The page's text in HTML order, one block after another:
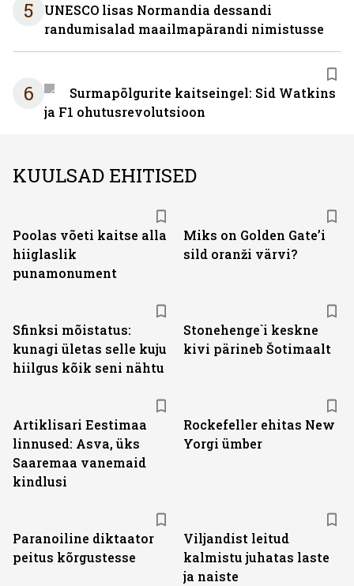
5
UNESCO lisas Normandia dessandi
randumisalad maailmapärandi nimistusse
6
Surmapõlgurite kaitseingel: Sid Watkins
ja F1 ohutusrevolutsioon
KUULSAD EHITISED
Poolas võeti kaitse alla
hiiglaslik
punamonument
Miks on Golden Gate’i
sild oranži värvi?
Sfinksi mõistatus:
kunagi ületas selle kuju
hiilgus kõik seni nähtu
Stonehenge`i keskne
kivi pärineb Šotimaalt
Artiklisari Eestimaa
linnused: Asva, üks
Saaremaa vanemaid
kindlusi
Rockefeller ehitas New
Yorgi ümber
Paranoiline diktaator
peitus kõrgustesse
Viljandist leitud
kalmistu juhatas laste
ja naiste